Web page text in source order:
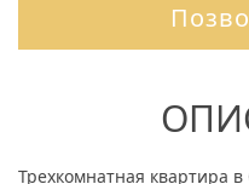
Трехкомнатная квартира